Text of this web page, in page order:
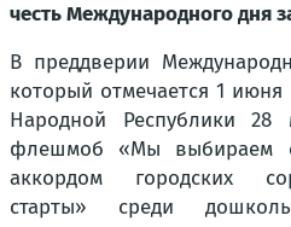
честь Международного дня
В преддверии
который отмечается 1
Народной Республики
флешмоб «Мы выбираем
аккордом городских
старты» среди